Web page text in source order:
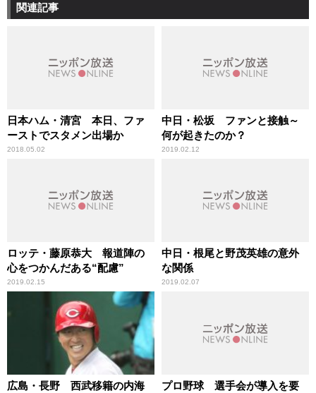
関連記事
日本ハム・清宮 本日、ファ
ーストでスタメン出場か
2018.05.02
中日・松坂 ファンと接触～
何が起きたのか？
2019.02.12
ロッテ・藤原恭大 報道陣の
心をつかんだある“配慮”
2019.02.15
中日・根尾と野茂英雄の意外
な関係
2019.02.07
広島・長野 西武移籍の内海
プロ野球 選手会が導入を要